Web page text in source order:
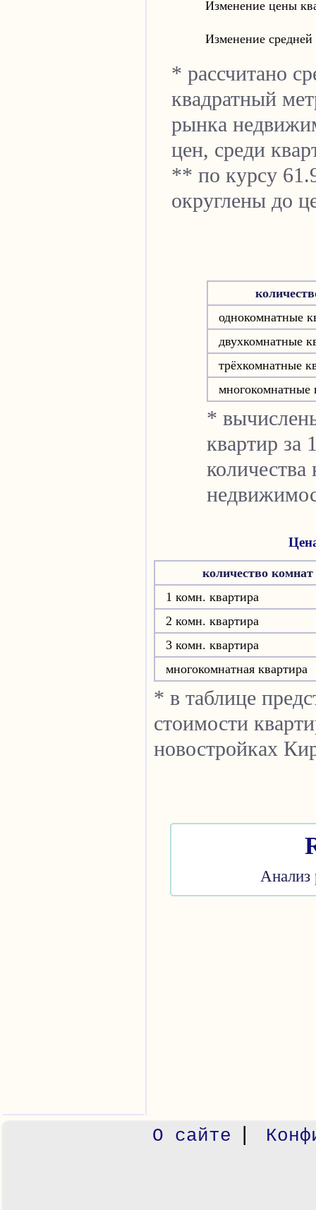
Изменение цены
Изменение
* рассчитано
квадратный
рынка
цен, среди
** по курсу
округлены до
однокомнатные
двухкомнатные
трёхкомнатные
многокомнатные
*
квартир за
количество комнат
1 комн. квартира
2 комн. квартира
3 комн. квартира
многокомнатная квартира
* в таблице
стоимости
новостройках
Анализ
О сайте